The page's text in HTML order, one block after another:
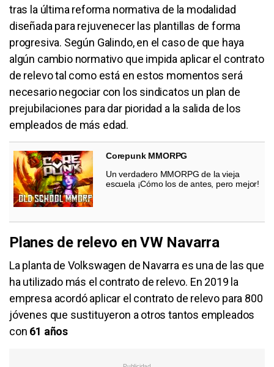
tras la última reforma normativa de la modalidad
diseñada para rejuvenecer las plantillas de forma
progresiva. Según Galindo, en el caso de que haya
algún cambio normativo que impida aplicar el contrato
de relevo tal como está en estos momentos será
necesario negociar con los sindicatos un plan de
prejubilaciones para dar pioridad a la salida de los
empleados de más edad.
Corepunk MMORPG
Un verdadero MMORPG de la vieja
escuela ¡Cómo los de antes, pero mejor!
Planes de relevo en VW Navarra
La planta de Volkswagen de Navarra es una de las que
ha utilizado más el contrato de relevo. En 2019 la
empresa acordó aplicar el contrato de relevo para 800
jóvenes que sustituyeron a otros tantos empleados
con 61 años